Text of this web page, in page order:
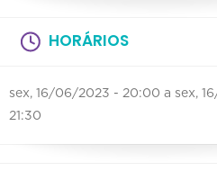
HORÁRIOS
sex, 16/06/2023 - 20:00 a sex,
21:30